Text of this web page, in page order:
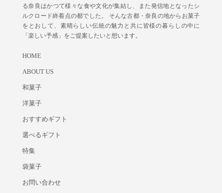
る奈良はかつて様々な食や文化が集結し、また発信地となったシ
ルクロード終着点の都でした。 そんな古都・奈良の地からお菓子
をとおして、素晴らしい伝統の魅力と共に皆様の暮らしの中に
「楽しい予感」をご提案したいと想います。
HOME
ABOUT US
和菓子
洋菓子
おすすめギフト
選べるギフト
特集
袋菓子
お問い合わせ